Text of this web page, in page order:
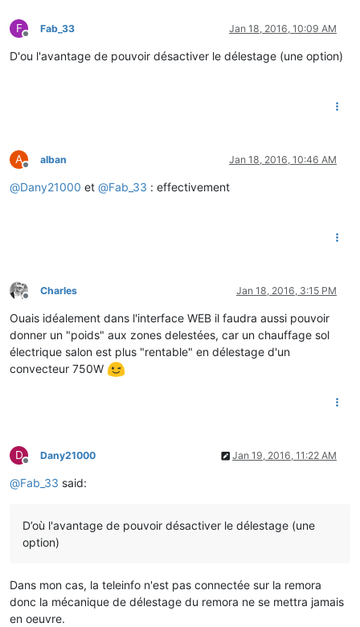
F
Offline
Fab_33 Jan 18, 2016, 10:09 AM
D'ou l'avantage de pouvoir désactiver le délestage (une option)
A
Offline
alban Jan 18, 2016, 10:46 AM
@Dany21000 et @Fab_33 : effectivement
Offline
Charles Jan 18, 2016, 3:15 PM
Ouais idéalement dans l'interface WEB il faudra aussi pouvoir
donner un "poids" aux zones delestées, car un chauffage sol
électrique salon est plus "rentable" en délestage d'un
convecteur 750W
D
Offline
Dany21000 Jan 19, 2016, 11:22 AM
@Fab_33 said:
D’où l'avantage de pouvoir désactiver le délestage (une
option)
Dans mon cas, la teleinfo n'est pas connectée sur la remora
donc la mécanique de délestage du remora ne se mettra jamais
en oeuvre.